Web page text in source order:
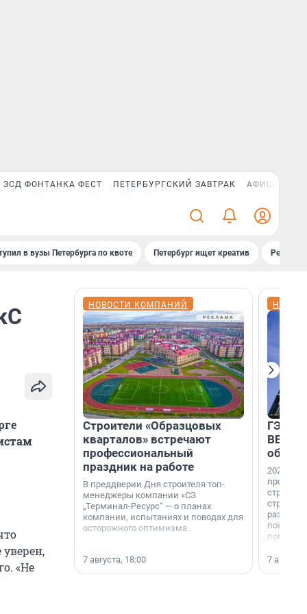
ЗСД ФОНТАНКА ФЕСТ ПЕТЕРБУРГСКИЙ ЗАВТРАК АФИША PLUS
в вузы Петербурга по квоте Петербург ищет креатив
«Не
НОВОСТИ КОМПАНИЙ
Строители «Образцовых
кварталов» встречают
профессиональный
праздник на работе
В преддверии Дня строителя топ-
менеджеры компании «СЗ
„Терминал-Ресурс“ — о планах
компании, испытаниях и поводах для
осторожного оптимизма.
7 августа, 18:00
ГЭС,
ВВП: в
об
2026-й —
раз. В
7